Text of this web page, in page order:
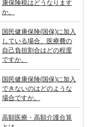
康保険税はどうなります
か。
国民健康保険(国保)に加入
している場合、医療費の
自己負担割合はどの程度
ですか。
国民健康保険(国保)に加入
できないのはどのような
場合ですか。
高額医療・高額介護合算